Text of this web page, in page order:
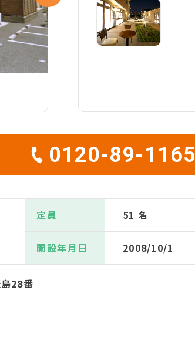
0120-89-1165
定員 51 名
開設年月日 2008/10/1
28番